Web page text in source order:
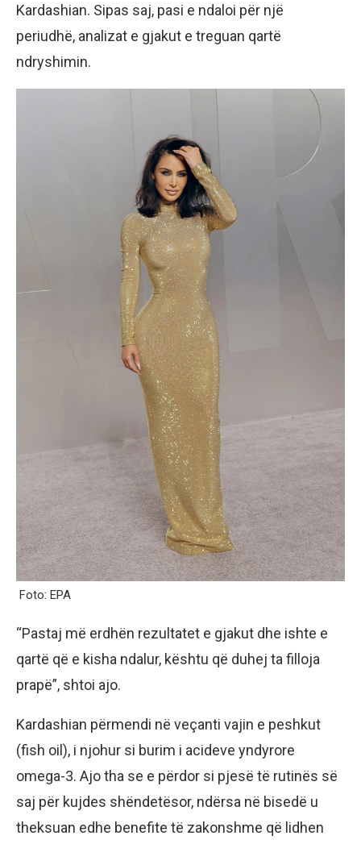
Kardashian. Sipas saj, pasi e ndaloi për një
periudhë, analizat e gjakut e treguan qartë
ndryshimin.
Foto: EPA
“Pastaj më erdhën rezultatet e gjakut dhe ishte e
qartë që e kisha ndalur, kështu që duhej ta filloja
prapë”, shtoi ajo.
Kardashian përmendi në veçanti vajin e peshkut
(fish oil), i njohur si burim i acideve yndyrore
omega-3. Ajo tha se e përdor si pjesë të rutinës së
saj për kujdes shëndetësor, ndërsa në bisedë u
theksuan edhe benefite të zakonshme që lidhen